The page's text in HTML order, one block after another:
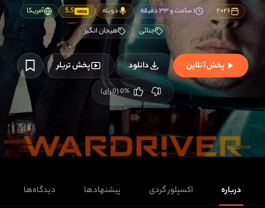
۲۰۲۶ ۱ ساعت و ۳۳ دقیقه دوبله IMDb
5.5
آمریکا
جنائی
هیجان انگیز
پخش آنلاین دانلود پخش تریلر
0%
(
0رای)
درباره اکسپلور گردی پیشنهادها دیدگاه‌ها